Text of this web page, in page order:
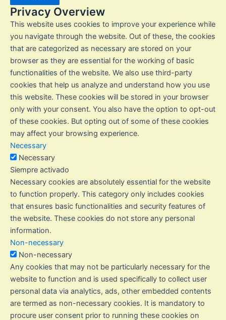
Privacy Overview
This website uses cookies to improve your experience while
you navigate through the website. Out of these, the cookies
that are categorized as necessary are stored on your
browser as they are essential for the working of basic
functionalities of the website. We also use third-party
cookies that help us analyze and understand how you use
this website. These cookies will be stored in your browser
only with your consent. You also have the option to opt-out
of these cookies. But opting out of some of these cookies
may affect your browsing experience.
Necessary
Necessary
Siempre activado
Necessary cookies are absolutely essential for the website
to function properly. This category only includes cookies
that ensures basic functionalities and security features of
the website. These cookies do not store any personal
information.
Non-necessary
Non-necessary
Any cookies that may not be particularly necessary for the
website to function and is used specifically to collect user
personal data via analytics, ads, other embedded contents
are termed as non-necessary cookies. It is mandatory to
procure user consent prior to running these cookies on